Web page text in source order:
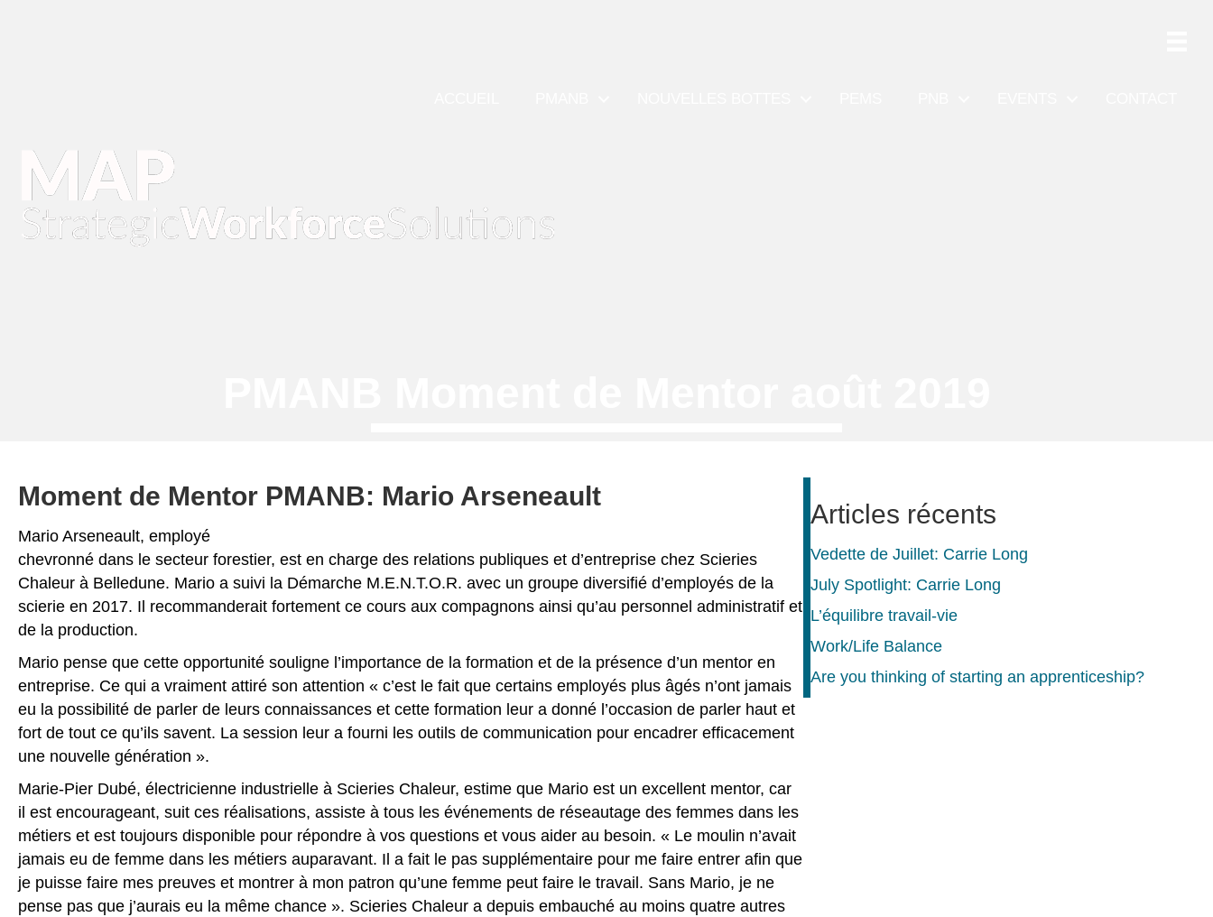
Moment de Mentor PMANB: Mario Arseneault
Mario Arseneault, employé
chevronné dans le secteur forestier, est en charge des relations publiques et d’entreprise chez Scieries
Chaleur à Belledune. Mario a suivi la Démarche M.E.N.T.O.R. avec un groupe diversifié d’employés de la
scierie en 2017. Il recommanderait fortement ce cours aux compagnons ainsi qu’au personnel administratif et
de la production.
Mario pense que cette opportunité souligne l’importance de la formation et de la présence d’un mentor en
entreprise. Ce qui a vraiment attiré son attention « c’est le fait que certains employés plus âgés n’ont jamais
eu la possibilité de parler de leurs connaissances et cette formation leur a donné l’occasion de parler haut et
fort de tout ce qu’ils savent. La session leur a fourni les outils de communication pour encadrer efficacement
une nouvelle génération ».
Marie-Pier Dubé, électricienne industrielle à Scieries Chaleur, estime que Mario est un excellent mentor, car
il est encourageant, suit ces réalisations, assiste à tous les événements de réseautage des femmes dans les
métiers et est toujours disponible pour répondre à vos questions et vous aider au besoin. « Le moulin n’avait
jamais eu de femme dans les métiers auparavant. Il a fait le pas supplémentaire pour me faire entrer afin que
je puisse faire mes preuves et montrer à mon patron qu’une femme peut faire le travail. Sans Mario, je ne
pense pas que j’aurais eu la même chance ». Scieries Chaleur a depuis embauché au moins quatre autres
Articles récents
Vedette de Juillet: Carrie Long
July Spotlight: Carrie Long
L’équilibre travail-vie
Work/Life Balance
Are you thinking of starting an apprenticeship?